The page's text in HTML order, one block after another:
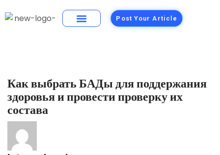
Post Your Article
Как выбрать БАДы для поддержания
здоровья и провести проверку их
состава